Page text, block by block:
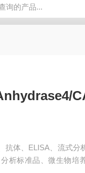
5
体、ELISA、流式分
析标准品、微生物培